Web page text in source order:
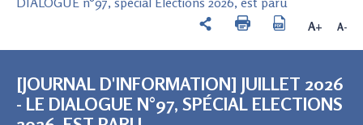
A+ A-
[JOURNAL D'INFORMATION] JUILLET 2026
- LE DIALOGUE N°97, SPÉCIAL ELECTIONS